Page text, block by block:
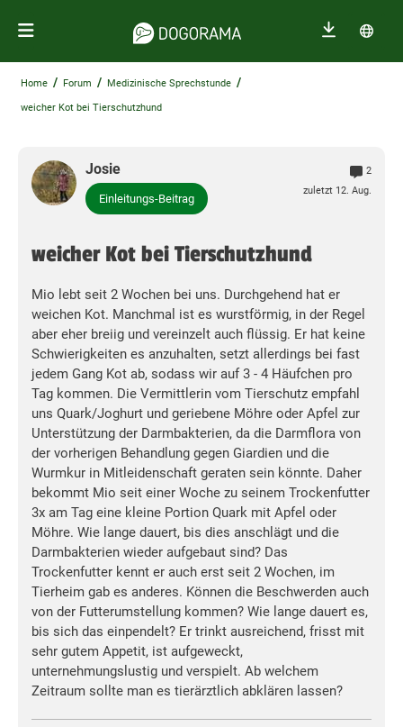
Home / Forum / Medizinische Sprechstunde /
weicher Kot bei Tierschutzhund
Josie
Einleitungs-Beitrag
2
zuletzt 12. Aug.
weicher Kot bei Tierschutzhund
Mio lebt seit 2 Wochen bei uns. Durchgehend hat er
weichen Kot. Manchmal ist es wurstförmig, in der Regel
aber eher breiig und vereinzelt auch flüssig. Er hat keine
Schwierigkeiten es anzuhalten, setzt allerdings bei fast
jedem Gang Kot ab, sodass wir auf 3 - 4 Häufchen pro
Tag kommen. Die Vermittlerin vom Tierschutz empfahl
uns Quark/Joghurt und geriebene Möhre oder Apfel zur
Unterstützung der Darmbakterien, da die Darmflora von
der vorherigen Behandlung gegen Giardien und die
Wurmkur in Mitleidenschaft geraten sein könnte. Daher
bekommt Mio seit einer Woche zu seinem Trockenfutter
3x am Tag eine kleine Portion Quark mit Apfel oder
Möhre. Wie lange dauert, bis dies anschlägt und die
Darmbakterien wieder aufgebaut sind? Das
Trockenfutter kennt er auch erst seit 2 Wochen, im
Tierheim gab es anderes. Können die Beschwerden auch
von der Futterumstellung kommen? Wie lange dauert es,
bis sich das einpendelt? Er trinkt ausreichend, frisst mit
sehr gutem Appetit, ist aufgeweckt,
unternehmungslustig und verspielt. Ab welchem
Zeitraum sollte man es tierärztlich abklären lassen?